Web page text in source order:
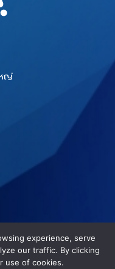
ญ่
experience, serve
our traffic. By clicking
use of cookies.